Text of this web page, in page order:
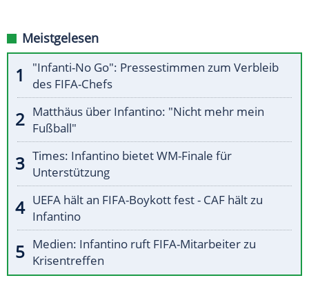
Meistgelesen
"Infanti-No Go": Pressestimmen zum Verbleib
des FIFA-Chefs
Matthäus über Infantino: "Nicht mehr mein
Fußball"
Times: Infantino bietet WM-Finale für
Unterstützung
UEFA hält an FIFA-Boykott fest - CAF hält zu
Infantino
Medien: Infantino ruft FIFA-Mitarbeiter zu
Krisentreffen